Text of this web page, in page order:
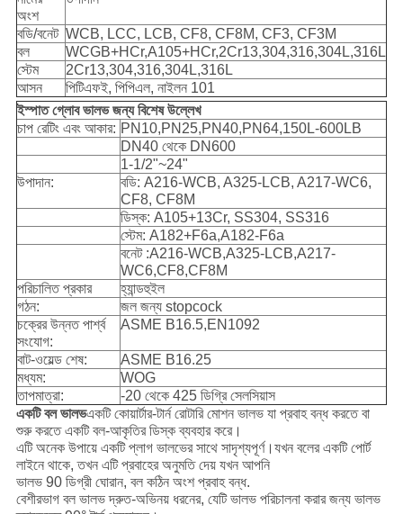
অংশ
বডি/বনেট WCB, LCC, LCB, CF8, CF8M, CF3, CF3M
বল
WCGB+HCr,A105+HCr,2Cr13,304,316,304L,316L
স্টেম
2Cr13,304,316,304L,316L
আসন
পিটিএফই, পিপিএল, নাইলন 101
ইস্পাত গ্লোব ভালভ জন্য বিশেষ উল্লেখ
চাপ রেটিং এবং আকার: PN10,PN25,PN40,PN64,150L-600LB
DN40 থেকে DN600
1-1/2"~24"
উপাদান:
বডি: A216-WCB, A325-LCB, A217-WC6,
CF8, CF8M
ডিস্ক: A105+13Cr, SS304, SS316
স্টেম: A182+F6a,A182-F6a
বনেট :A216-WCB,A325-LCB,A217-
WC6,CF8,CF8M
পরিচালিত প্রকার
হ্যান্ডহুইল
গঠন:
জল জন্য stopcock
চক্রের উন্নত পার্শ্ব
সংযোগ:
ASME B16.5,EN1092
বাট-ওয়েল্ড শেষ:
ASME B16.25
মধ্যম:
WOG
তাপমাত্রা:
-20 থেকে 425 ডিগ্রি সেলসিয়াস
একটি বল ভালভএকটি কোয়ার্টার-টার্ন রোটারি মোশন ভালভ যা প্রবাহ বন্ধ করতে বা
শুরু করতে একটি বল-আকৃতির ডিস্ক ব্যবহার করে।
এটি অনেক উপায়ে একটি প্লাগ ভালভের সাথে সাদৃশ্যপূর্ণ।যখন বলের একটি পোর্ট
লাইনে থাকে, তখন এটি প্রবাহের অনুমতি দেয় যখন আপনি
ভালভ 90 ডিগ্রী ঘোরান, বল কঠিন অংশ প্রবাহ বন্ধ.
বেশীরভাগ বল ভালভ দ্রুত-অভিনয় ধরনের, যেটি ভালভ পরিচালনা করার জন্য ভালভ